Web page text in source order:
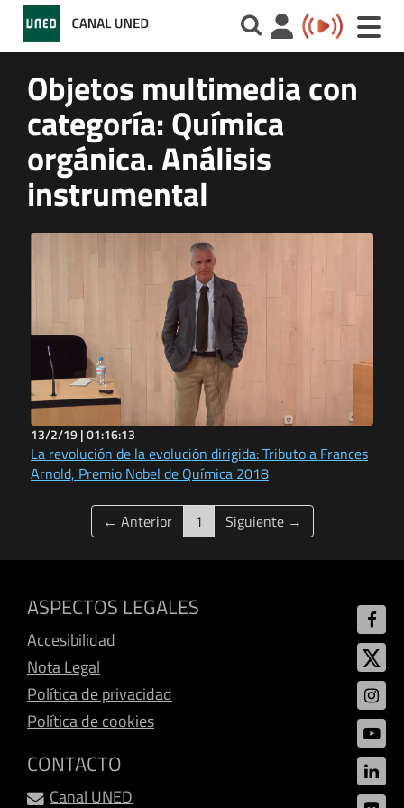
Toggle
Objetos multimedia con
categoría: Química
orgánica. Análisis
instrumental
13/2/19 |01:16:13
La revolución de la evolución dirigida: Tributo a Frances
Arnold, Premio Nobel de Química 2018
← Anterior 1 (current)
Siguiente →
ASPECTOS LEGALES
Accesibilidad
Nota Legal
Política de privacidad
Política de cookies
CONTACTO
Canal UNED